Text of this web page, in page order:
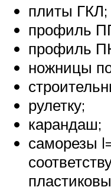
плиты ГКЛ;
профиль
профиль
ножницы
рулетку;
карандаш;
саморезы